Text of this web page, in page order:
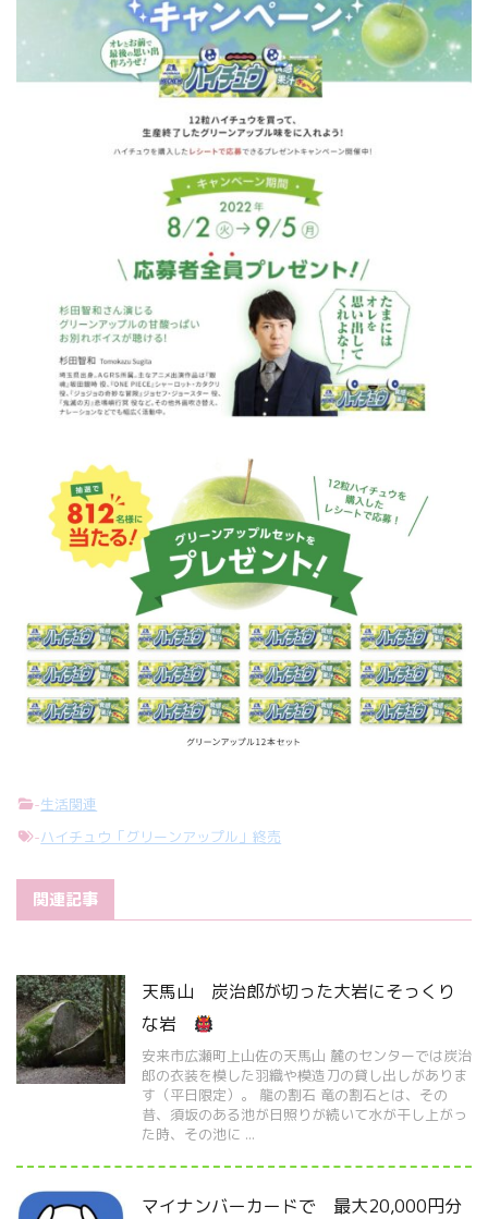
-生活関連
-ハイチュウ「グリーンアップル」終売
関連記事
天馬山 炭治郎が切った大岩にそっくり
な岩
安来市広瀬町上山佐の天馬山 麓のセンターでは炭治
郎の衣装を模した羽織や模造刀の貸し出しがありま
す（平日限定）。 龍の割石 竜の割石とは、その
昔、須坂のある池が日照りが続いて水が干し上がっ
た時、その池に ...
マイナンバーカードで 最大20,000円分